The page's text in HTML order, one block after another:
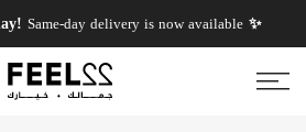
انتقل
إلى
المحتوى
✨ Shop now, get it today!
Same-day delivery is now available!